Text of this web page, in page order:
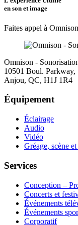
en son et image
Faites appel à
Omnison -
10501 Boul. Parkway,
Anjou, QC, H1J 1R4
Équipement
Éclairage
Audio
Vidéo
Gréage, scène
Services
Conception –
Concerts et
Événements
Événements
Corporatif